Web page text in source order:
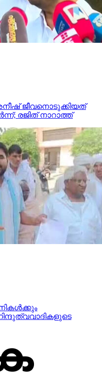
ജീവനൊടുക്കിയത്
രജിത് നാറാത്ത്